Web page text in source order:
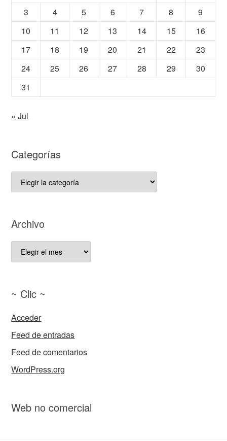
3
4 5 6 7 8
9
10
11 12 13 14 15
16
17
18 19 20 21 22
23
24
25 26 27 28 29
30
31
« Jul
Categorías
Categorías
Archivo
Archivo
~ Clic ~
Acceder
Feed de entradas
Feed de comentarios
WordPress.org
Web no comercial